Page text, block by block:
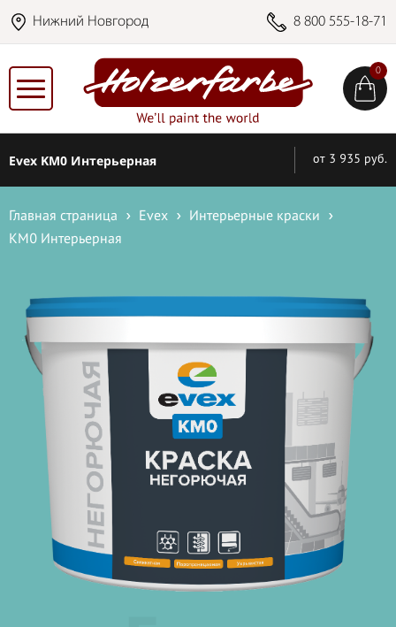
Нижний Новгород 8 800 555-18-71
0
Evex KM0 Интерьерная от 3 935 руб.
Главная страница Evex
Интерьерные краски
КМ0 Интерьерная